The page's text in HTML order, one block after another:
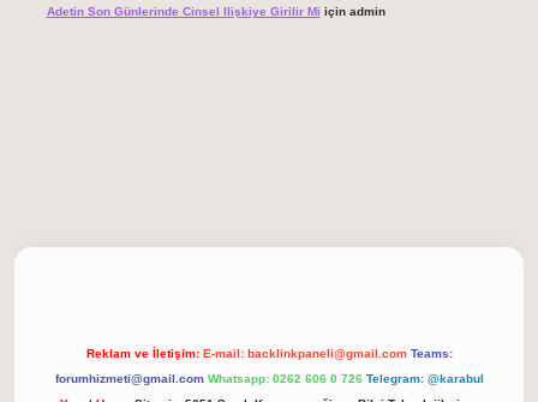
Adetin Son Günlerinde Cinsel Ilişkiye Girilir Mi için admin
Reklam ve İletişim: E-mail: backlinkpaneli@gmail.com Teams:
forumhizmeti@gmail.com Whatsapp: 0262 606 0 726 Telegram: @karabul